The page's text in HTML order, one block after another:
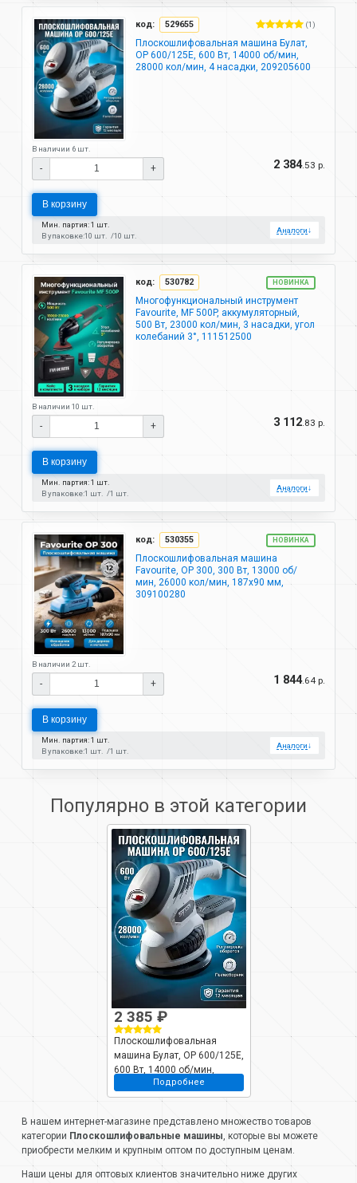
код: 529655 (1)
Плоскошлифовальная машина Булат,
ОР 600/125E, 600 Вт, 14000 об/мин,
28000 кол/мин, 4 насадки, 209205600
В наличии 6 шт.
- + 2 384.53 р.
В корзину
Мин. партия: 1 шт.
В упаковке:10 шт. 10 шт.
Аналоги↓
код: 530782 НОВИНКА
Многофункциональный инструмент
Favourite, MF 500P, аккумуляторный,
500 Вт, 23000 кол/мин, 3 насадки, угол
колебаний 3°, 111512500
В наличии 10 шт.
- + 3 112.83 р.
В корзину
Мин. партия: 1 шт.
В упаковке:1 шт. 1 шт.
Аналоги↓
код: 530355 НОВИНКА
Плоскошлифовальная машина
Favourite, ОР 300, 300 Вт, 13000 об/
мин, 26000 кол/мин, 187х90 мм,
309100280
В наличии 2 шт.
- + 1 844.64 р.
В корзину
Мин. партия: 1 шт.
В упаковке:1 шт. 1 шт.
Аналоги↓
Популярно в этой категории
2 385 ₽
Плоскошлифовальная
машина Булат, ОР 600/125E,
600 Вт, 14000 об/мин,
28000 кол/мин, 4 насадки,
209205600
Подробнее
В нашем интернет-магазине представлено множество товаров
категории Плоскошлифовальные машины , которые вы можете
приобрести мелким и крупным оптом по доступным ценам.
Наши цены для оптовых клиентов значительно ниже других